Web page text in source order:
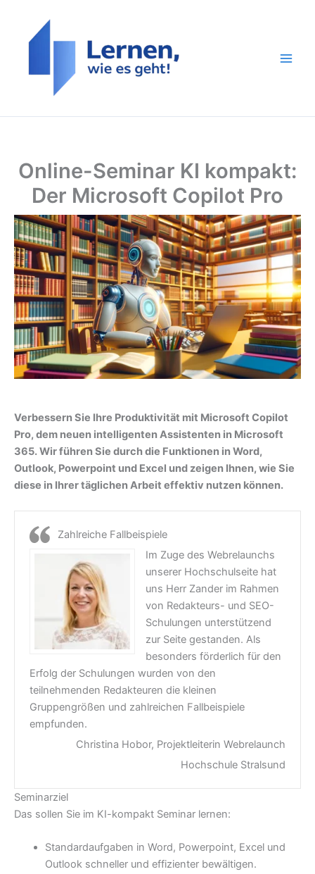
springen
Online-Seminar KI kompakt:
Der Microsoft Copilot Pro
Verbessern Sie Ihre Produktivität mit Microsoft Copilot
Pro, dem neuen intelligenten Assistenten in Microsoft
365. Wir führen Sie durch die Funktionen in Word,
Outlook, Powerpoint und Excel und zeigen Ihnen, wie Sie
diese in Ihrer täglichen Arbeit effektiv nutzen können.
Zahlreiche Fallbeispiele
Im Zuge des Webrelaunchs
unserer Hochschulseite hat
uns Herr Zander im Rahmen
von Redakteurs- und SEO-
Schulungen unterstützend
zur Seite gestanden. Als
besonders förderlich für den
Erfolg der Schulungen wurden von den
teilnehmenden Redakteuren die kleinen
Gruppengrößen und zahlreichen Fallbeispiele
empfunden.
Christina Hobor, Projektleiterin Webrelaunch
Hochschule Stralsund
Seminarziel
Das sollen Sie im KI-kompakt Seminar lernen:
Standardaufgaben in Word, Powerpoint, Excel und
Outlook schneller und effizienter bewältigen.